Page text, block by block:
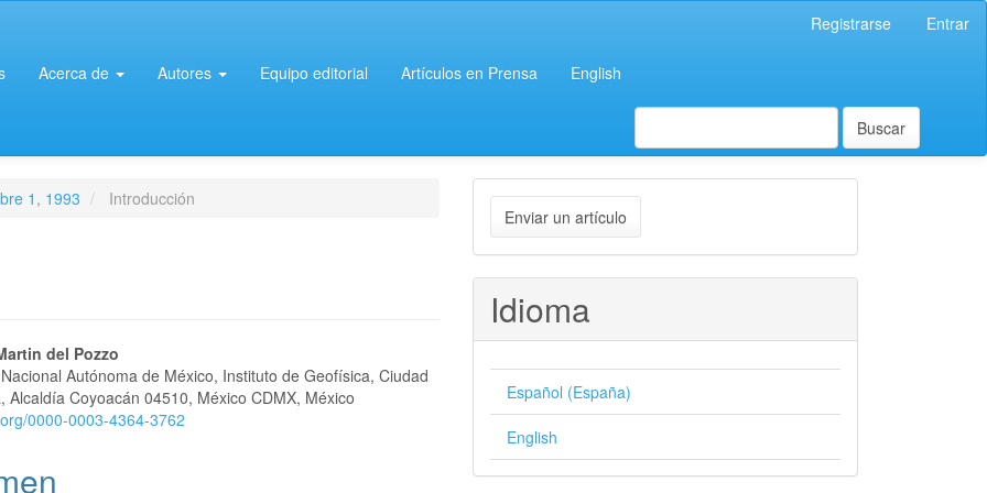
Registrarse Entrar
Acerca de Autores Equipo editorial Artículos en Prensa English
Buscar
1, 1993 Introducción
del Pozzo
Autónoma de México, Instituto de Geofísica, Ciudad
Alcaldía Coyoacán 04510, México CDMX, México
0000-0003-4364-3762
Enviar
un
artículo
Enviar un artículo
Idioma
Español (España)
English